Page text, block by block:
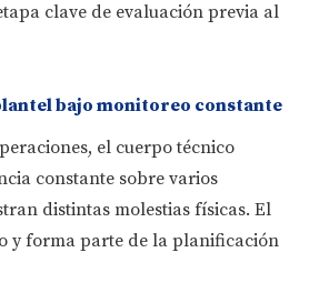
clave de evaluación previa al
bajo monitoreo constante
el cuerpo técnico
constante sobre varios
distintas molestias físicas. El
y forma parte de la planificación